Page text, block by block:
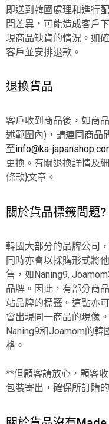
即送到韓國處理和進行
間差異，可能造成客戶
現商品缺貨的情況。如
客戶並安排退款。
退換貨品
客戶收到商品後，如商
述範圍內)，請連同商品
至info@ka-
更換。有關退換詳情及
條款}文章。
關於貨品標籤問題?
韓國大部分的品牌公司
同時亦會以採購形式將
售，如Naning9,
品牌。因此，有部分商
站品牌的標籤。這點亦
會出現同一商品的現像
Naning9和Joamom的
格。
**但顧客請放心，顧客
包裝寄出，確保所訂購